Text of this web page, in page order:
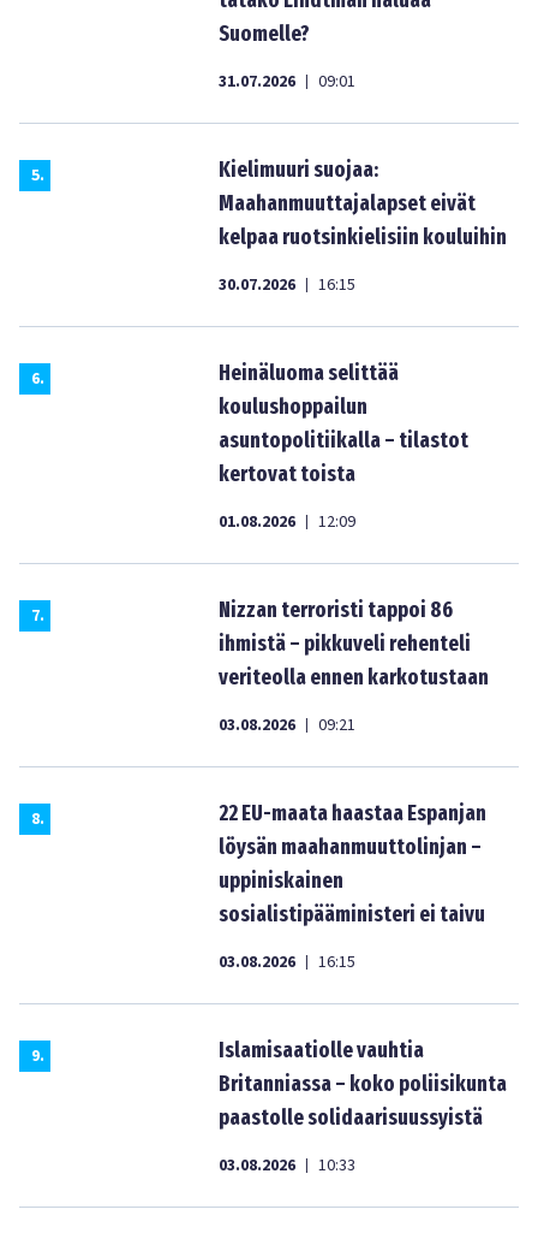
Suomelle?
31.07.2026 | 09:01
5.
Kielimuuri suojaa:
Maahanmuuttajalapset eivät
kelpaa ruotsinkielisiin kouluihin
30.07.2026 | 16:15
6.
Heinäluoma selittää
koulushoppailun
asuntopolitiikalla – tilastot
kertovat toista
01.08.2026 | 12:09
7.
Nizzan terroristi tappoi 86
ihmistä – pikkuveli rehenteli
veriteolla ennen karkotustaan
03.08.2026 | 09:21
8.
22 EU-maata haastaa Espanjan
löysän maahanmuuttolinjan –
uppiniskainen
sosialistipääministeri ei taivu
03.08.2026 | 16:15
9.
Islamisaatiolle vauhtia
Britanniassa – koko poliisikunta
paastolle solidaarisuussyistä
03.08.2026 | 10:33